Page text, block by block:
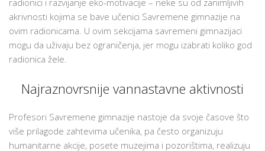
radionici i razvijanje eko-motivacije – neke su od zanimljivih
akrivnosti kojima se bave učenici Savremene gimnazije na
ovim radionicama. U ovim sekcijama savremeni gimnazijaci
mogu da uživaju bez ograničenja, jer mogu izabrati koliko god
radionica žele.
Najraznovrsnije vannastavne aktivnosti
Profesori Savremene gimnazije nastoje da svoje časove što
više prilagode zahtevima učenika, pa često organizuju
humanitarne akcije, posete muzejima i pozorištima, realizuju